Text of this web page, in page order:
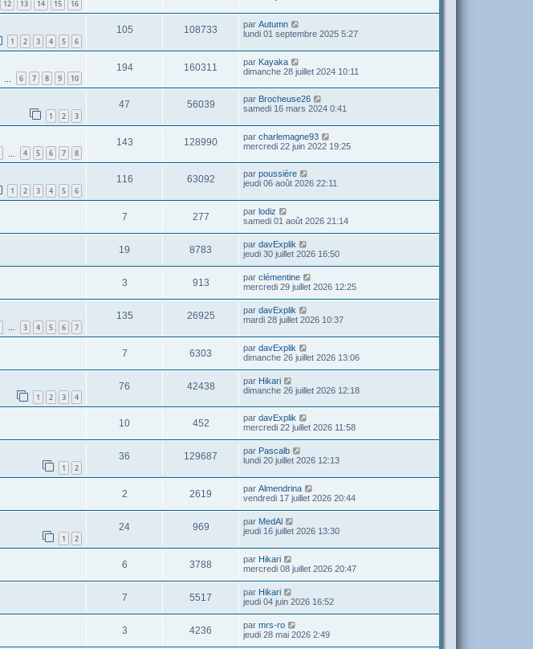
12 13 14 15 16
1 2 3 4 5 6
105 108733 par Autumn
lundi 01 septembre 2025 5:27
6 7 8 9 10
194 160311 par Kayaka
dimanche 28 juillet 2024 10:11
1 2 3
47 56039 par Brocheuse26
samedi 16 mars 2024 0:41
4 5 6 7 8
143 128990 par charlemagne93
mercredi 22 juin 2022 19:25
1 2 3 4 5 6
116 63092 par poussière
jeudi 06 août 2026 22:11
7 277 par lodiz
samedi 01 août 2026 21:14
19 8783 par davExplik
jeudi 30 juillet 2026 16:50
3 913 par clémentine
mercredi 29 juillet 2026 12:25
… 3 4 5 6 7
135 26925 par davExplik
mardi 28 juillet 2026 10:37
7 6303 par davExplik
dimanche 26 juillet 2026 13:06
1 2 3 4
76 42438 par Hikari
dimanche 26 juillet 2026 12:18
10 452 par davExplik
mercredi 22 juillet 2026 11:58
1 2
36 129687 par Pascalb
lundi 20 juillet 2026 12:13
2 2619 par Almendrina
vendredi 17 juillet 2026 20:44
1 2
24 969 par MedAl
jeudi 16 juillet 2026 13:30
6 3788 par Hikari
mercredi 08 juillet 2026 20:47
7 5517 par Hikari
jeudi 04 juin 2026 16:52
3 4236 par mrs-ro
jeudi 28 mai 2026 2:49